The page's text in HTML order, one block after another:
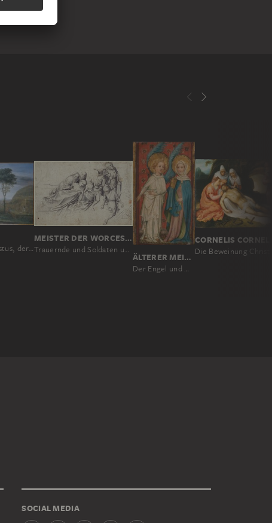
Landschaft mit Christus, der Maria Magdalena erscheint („Noli me tangere“)
MEISTER DER WORCESTER-KREUZTRAGUNG
Trauernde und Soldaten unter dem Kreuz
ÄLTERER MEISTER DER AACHENER SCHRANKTÜREN
Der Engel und Maria Magdalena am Grabe
Die Beweinung Christi
SOCIAL MEDIA